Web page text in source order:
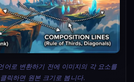
어로 변환하기 전에 이미지의 각 요소를
릭하면 원본 크기로 봅니다.